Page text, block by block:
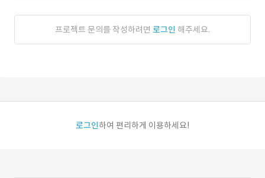
프로젝트 문의를 작성하려면 로그인 해주세요.
로그인하여 편리하게 이용하세요!